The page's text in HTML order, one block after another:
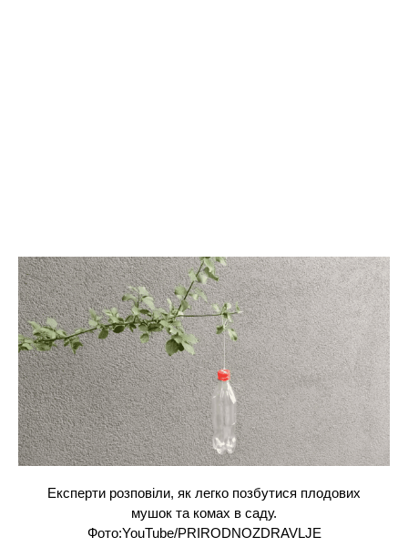
Експерти розповіли, як легко позбутися плодових
мушок та комах в саду.
Фото:YouTube/PRIRODNOZDRAVLJE